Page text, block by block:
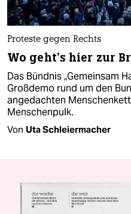
Proteste gegen Rechts
Wo geht’s hier zur
Das Bündnis „Gemeinsam
Großdemo rund um den
angedachten
Menschenpulk.
Von Uta Schleiermacher